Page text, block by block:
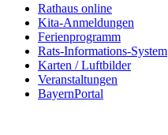
Rathaus online
Kita-Anmeldungen
Ferienprogramm
Rats-Informations-System
Karten / Luftbilder
Veranstaltungen
BayernPortal